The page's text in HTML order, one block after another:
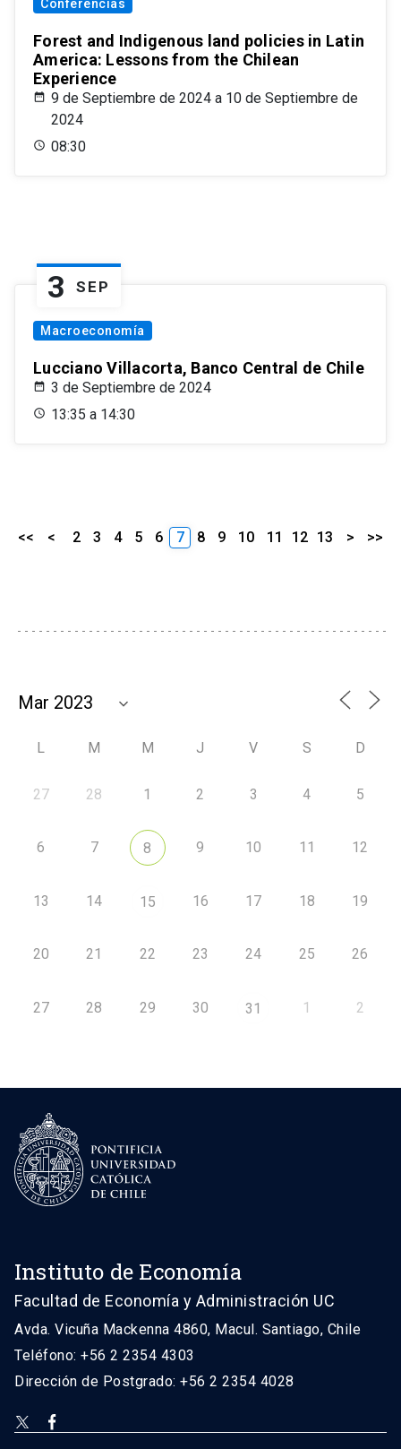
Conferencias
Forest and Indigenous land policies in Latin
America: Lessons from the Chilean
Experience
9 de Septiembre de 2024 a 10 de Septiembre de
2024
08:30
3 SEP
Macroeconomía
Lucciano Villacorta, Banco Central de Chile
3 de Septiembre de 2024
13:35 a 14:30
<< < 2 3 4 5 6 7 8 9 10 11 12 13 > >>
L M M J V S D
27 28 1 2 3 4 5
6 7 8 9 10 11 12
13 14 15 16 17 18 19
20 21 22 23 24 25 26
27 28 29 30 31 1 2
Instituto de Economía
Facultad de Economía y Administración UC
Avda. Vicuña Mackenna 4860, Macul. Santiago, Chile
Teléfono: +56 2 2354 4303
Dirección de Postgrado: +56 2 2354 4028